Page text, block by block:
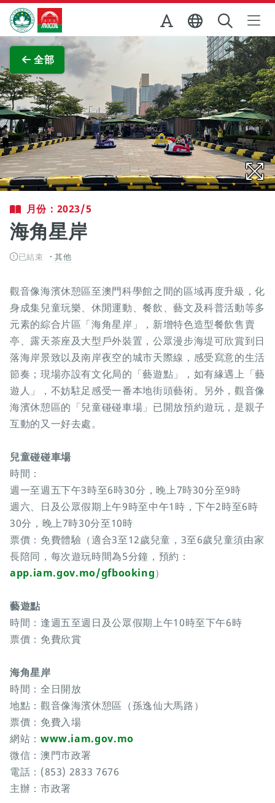
跳至主内容
澳門特別行政區政府旅遊局
全部
月份：2023/5
海角星岸
已結束 其他
觀音像海濱休憩區至澳門科學館之間的區域再度升級，化
身成集兒童玩樂、休閒運動、餐飲、藝文及科普活動等多
元素的綜合片區「海角星岸」，新增特色造型餐飲售賣
亭、露天茶座及大型戶外裝置，公眾漫步海堤可欣賞到日
落海岸景致以及南岸夜空的城市天際線，感受寫意的生活
節奏；現場亦設有文化局的「藝遊點」，如有緣遇上「藝
遊人」，不妨駐足感受一番本地街頭藝術。另外，觀音像
海濱休憩區的「兒童碰碰車場」已開放預約遊玩，是親子
互動的又一好去處。
兒童碰碰車場
時間：
週一至週五下午3時至6時30分，晚上7時30分至9時
週六、日及公眾假期上午9時至中午1時，下午2時至6時
30分，晚上7時30分至10時
票價：免費體驗（適合3至12歲兒童，3至6歲兒童須由家
長陪同，每次遊玩時間為5分鐘，預約：
app.iam.gov.mo/gfbooking）
藝遊點
時間：逢週五至週日及公眾假期上午10時至下午6時
票價：免費欣賞
海角星岸
時間：全日開放
地點：觀音像海濱休憩區（孫逸仙大馬路）
票價：免費入場
網站： www.iam.gov.mo
微信：澳門市政署
電話：(853) 2833 7676
主辦：市政署